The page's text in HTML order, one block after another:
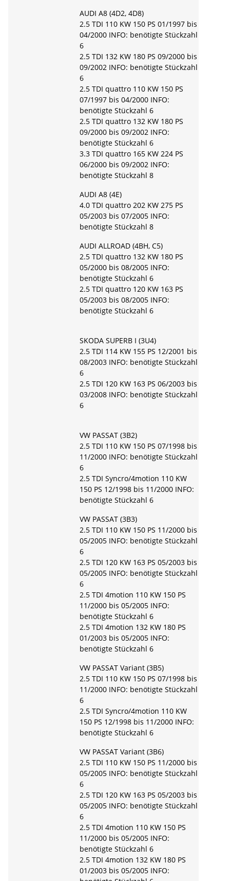
AUDI A8 (4D2, 4D8)
2.5 TDI 110 KW 150 PS 01/1997 bis
04/2000 INFO: benötigte Stückzahl
6
2.5 TDI 132 KW 180 PS 09/2000 bis
09/2002 INFO: benötigte Stückzahl
6
2.5 TDI quattro 110 KW 150 PS
07/1997 bis 04/2000 INFO:
benötigte Stückzahl 6
2.5 TDI quattro 132 KW 180 PS
09/2000 bis 09/2002 INFO:
benötigte Stückzahl 6
3.3 TDI quattro 165 KW 224 PS
06/2000 bis 09/2002 INFO:
benötigte Stückzahl 8
AUDI A8 (4E)
4.0 TDI quattro 202 KW 275 PS
05/2003 bis 07/2005 INFO:
benötigte Stückzahl 8
AUDI ALLROAD (4BH, C5)
2.5 TDI quattro 132 KW 180 PS
05/2000 bis 08/2005 INFO:
benötigte Stückzahl 6
2.5 TDI quattro 120 KW 163 PS
05/2003 bis 08/2005 INFO:
benötigte Stückzahl 6
SKODA SUPERB I (3U4)
2.5 TDI 114 KW 155 PS 12/2001 bis
08/2003 INFO: benötigte Stückzahl
6
2.5 TDI 120 KW 163 PS 06/2003 bis
03/2008 INFO: benötigte Stückzahl
6
VW PASSAT (3B2)
2.5 TDI 110 KW 150 PS 07/1998 bis
11/2000 INFO: benötigte Stückzahl
6
2.5 TDI Syncro/4motion 110 KW
150 PS 12/1998 bis 11/2000 INFO:
benötigte Stückzahl 6
VW PASSAT (3B3)
2.5 TDI 110 KW 150 PS 11/2000 bis
05/2005 INFO: benötigte Stückzahl
6
2.5 TDI 120 KW 163 PS 05/2003 bis
05/2005 INFO: benötigte Stückzahl
6
2.5 TDI 4motion 110 KW 150 PS
11/2000 bis 05/2005 INFO:
benötigte Stückzahl 6
2.5 TDI 4motion 132 KW 180 PS
01/2003 bis 05/2005 INFO:
benötigte Stückzahl 6
VW PASSAT Variant (3B5)
2.5 TDI 110 KW 150 PS 07/1998 bis
11/2000 INFO: benötigte Stückzahl
6
2.5 TDI Syncro/4motion 110 KW
150 PS 12/1998 bis 11/2000 INFO:
benötigte Stückzahl 6
VW PASSAT Variant (3B6)
2.5 TDI 110 KW 150 PS 11/2000 bis
05/2005 INFO: benötigte Stückzahl
6
2.5 TDI 120 KW 163 PS 05/2003 bis
05/2005 INFO: benötigte Stückzahl
6
2.5 TDI 4motion 110 KW 150 PS
11/2000 bis 05/2005 INFO:
benötigte Stückzahl 6
2.5 TDI 4motion 132 KW 180 PS
01/2003 bis 05/2005 INFO: